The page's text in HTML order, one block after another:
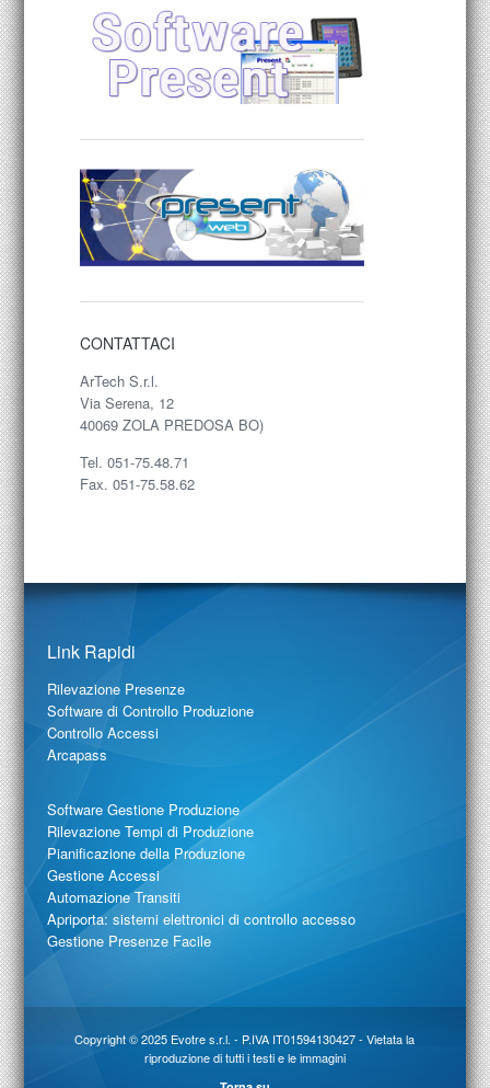
CONTATTACI
ArTech S.r.l.
Via Serena, 12
40069 ZOLA PREDOSA BO)
Tel. 051-75.48.71
Fax. 051-75.58.62
Link Rapidi
Rilevazione Presenze
Software di Controllo Produzione
Controllo Accessi
Arcapass
Software Gestione Produzione
Rilevazione Tempi di Produzione
Pianificazione della Produzione
Gestione Accessi
Automazione Transiti
Apriporta: sistemi elettronici di controllo accesso
Gestione Presenze Facile
Copyright © 2025 Evotre s.r.l. - P.IVA IT01594130427 - Vietata la
riproduzione di tutti i testi e le immagini